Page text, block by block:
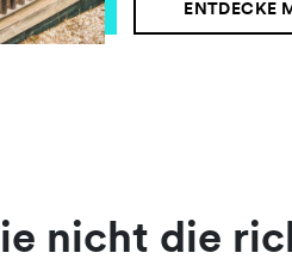
ENTDECKE
nicht die